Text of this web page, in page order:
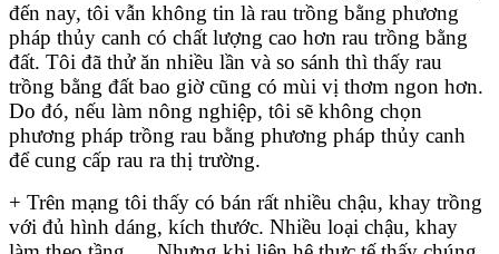
đến nay, tôi vẫn không tin là rau trồng bằng phương
pháp thủy canh có chất lượng cao hơn rau trồng bằng
đất. Tôi đã thử ăn nhiều lần và so sánh thì thấy rau
trồng bằng đất bao giờ cũng có mùi vị thơm ngon hơn.
Do đó, nếu làm nông nghiệp, tôi sẽ không chọn
phương pháp trồng rau bằng phương pháp thủy canh
để cung cấp rau ra thị trường.
+ Trên mạng tôi thấy có bán rất nhiều chậu, khay trồng
với đủ hình dáng, kích thước. Nhiều loại chậu, khay